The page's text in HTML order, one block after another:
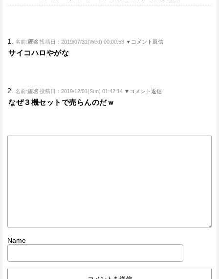
1. 名前:匿名 投稿日：2019/07/31(Wed) 00:00:53 ▼コメント返信
サイコハロやがな
2. 名前:匿名 投稿日：2019/12/01(Sun) 01:42:14 ▼コメント返信
なぜ３機セットで売らんのだｗ
Name